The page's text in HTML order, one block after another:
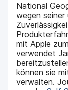
National
wegen
mit Apple
verwendet
können sie
verwalten.